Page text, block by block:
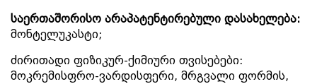
საერთაშორისო არაპატენტირებული დასახელება:
მონტელუკასტი;
ძირითადი ფიზიკურ-ქიმიური თვისებები:
მოკრემისფრო-ვარდისფერი, მრგვალი ფორმის,